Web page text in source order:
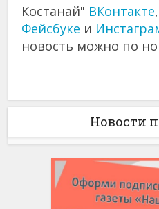
Костанай" ВКонтакте
Фейсбуке и
новость можно по
Новости